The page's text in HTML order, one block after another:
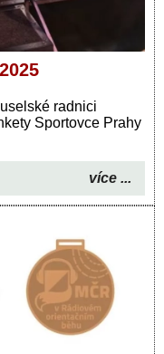
radnici
Sportovce Prahy
více ...